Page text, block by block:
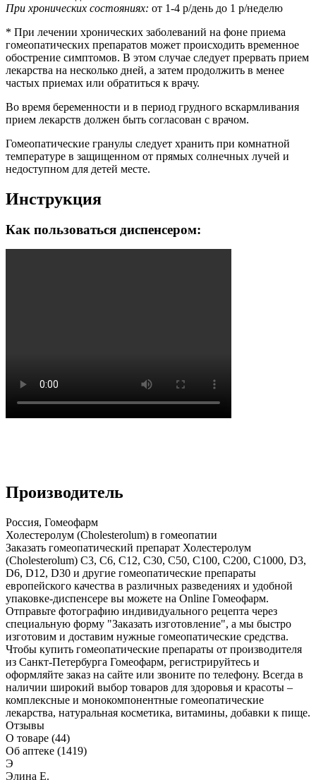
При хронических состояниях: от 1-4 р/день до 1 р/неделю
* При лечении хронических заболеваний на фоне приема
гомеопатических препаратов может происходить временное
обострение симптомов. В этом случае следует прервать прием
лекарства на несколько дней, а затем продолжить в менее
частых приемах или обратиться к врачу.
Во время беременности и в период грудного вскармливания
прием лекарств должен быть согласован с врачом.
Гомеопатические гранулы следует хранить при комнатной
температуре в защищенном от прямых солнечных лучей и
недоступном для детей месте.
Инструкция
Как пользоваться диспенсером:
Производитель
Россия, Гомеофарм
Холестеролум (Cholesterolum) в гомеопатии
Заказать гомеопатический препарат Холестеролум
(Cholesterolum) С3, С6, С12, С30, С50, С100, С200, С1000, D3,
D6, D12, D30 и другие гомеопатические препараты
европейского качества в различных разведениях и удобной
упаковке-диспенсере вы можете на Online Гомеофарм.
Отправьте фотографию индивидуального рецепта через
специальную форму "Заказать изготовление", а мы быстро
изготовим и доставим нужные гомеопатические средства.
Чтобы купить гомеопатические препараты от производителя
из Санкт-Петербурга Гомеофарм, регистрируйтесь и
оформляйте заказ на сайте или звоните по телефону. Всегда в
наличии широкий выбор товаров для здоровья и красоты –
комплексные и монокомпонентные гомеопатические
лекарства, натуральная косметика, витамины, добавки к пище.
Отзывы
О товаре (44)
Об аптеке (1419)
Э
Элина Е.